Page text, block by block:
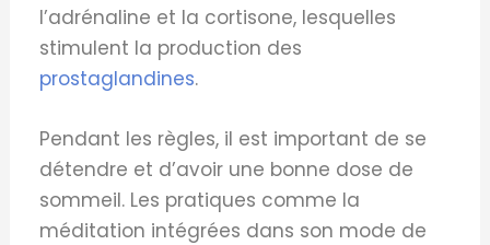
l’adrénaline et la cortisone, lesquelles
stimulent la production des
prostaglandines.
Pendant les règles, il est important de se
détendre et d’avoir une bonne dose de
sommeil. Les pratiques comme la
méditation intégrées dans son mode de